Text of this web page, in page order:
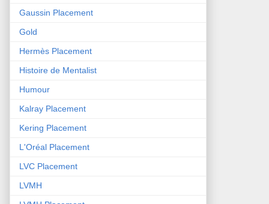
Gaussin Placement
Gold
Hermès Placement
Histoire de Mentalist
Humour
Kalray Placement
Kering Placement
L'Oréal Placement
LVC Placement
LVMH